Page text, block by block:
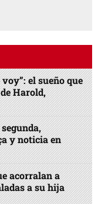
el sueño que
Harold,
y noticia en
acorralan a
a su hija